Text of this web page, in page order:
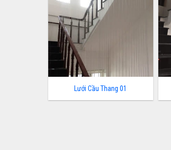
Lưới Cầu Thang 01